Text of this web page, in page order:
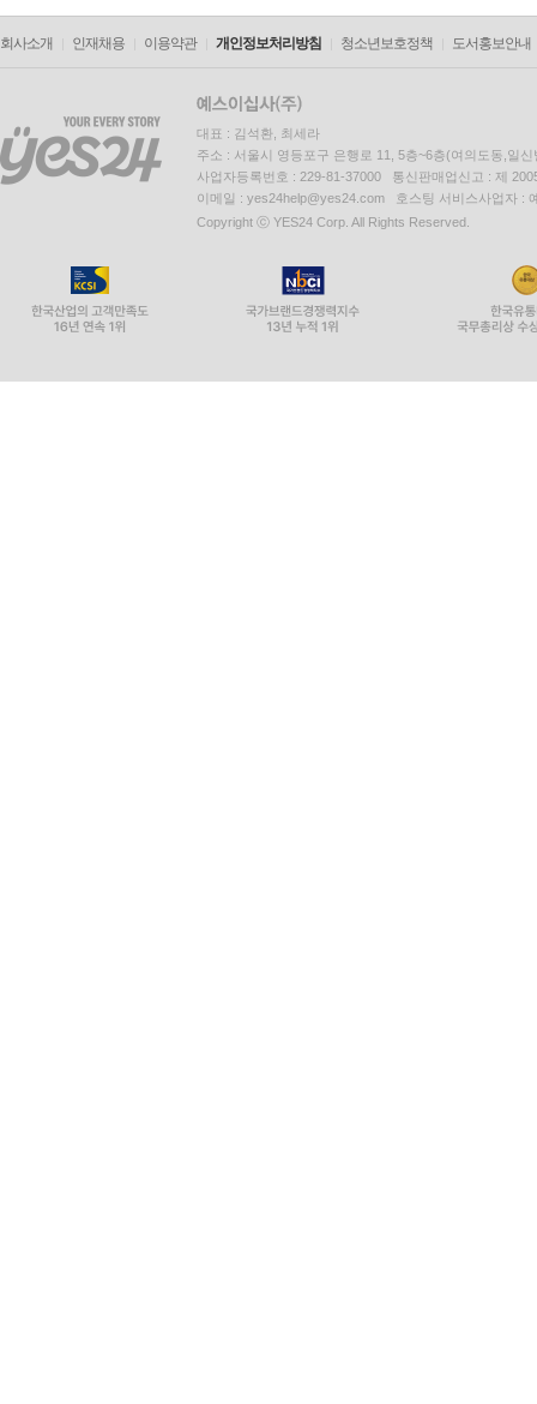
회사소개 인재채용 이용약관 개인정보처리방침 청소년보호정책 도서홍보안내
대표 : 김석환, 최세라
주소 : 서울시 영등포구 은행로 11, 5층~6층(여의도동,일신
사업자등록번호 : 229-81-37000 통신판매업신고 : 제
이메일 : yes24help@yes24.com 호스팅 서비스사업자 :
Copyright ⓒ YES24 Corp. All Rights Reserved.